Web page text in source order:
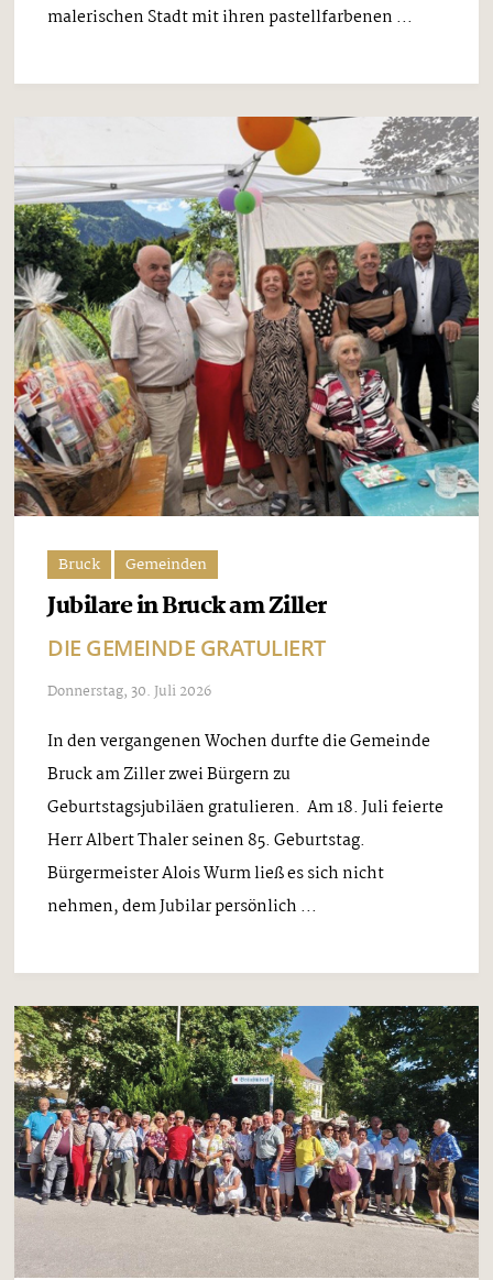
malerischen Stadt mit ihren pastellfarbenen ...
Bruck Gemeinden
Jubilare in Bruck am Ziller
DIE GEMEINDE GRATULIERT
Donnerstag, 30. Juli 2026
In den vergangenen Wochen durfte die Gemeinde
Bruck am Ziller zwei Bürgern zu
Geburtstagsjubiläen gratulieren. Am 18. Juli feierte
Herr Albert Thaler seinen 85. Geburtstag.
Bürgermeister Alois Wurm ließ es sich nicht
nehmen, dem Jubilar persönlich ...